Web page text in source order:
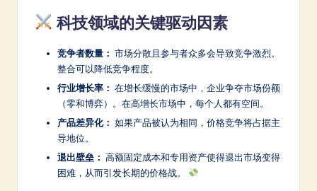
科技领域的关键驱动因素
竞争者数量： 市场分散且参与者众多会导致竞争激烈。
整合可以降低竞争程度。
行业增长率： 在增长缓慢的市场中，企业争夺市场份额
（零和博弈）。在高增长市场中，每个人都有空间。
产品差异化： 如果产品被认为相同，价格竞争将占据主
导地位。
退出壁垒： 高额固定成本和专用资产使得退出市场变得
困难，从而引发长期的价格战。